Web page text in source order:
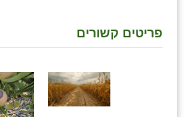
פריטים קשורים
שדה ורבורג